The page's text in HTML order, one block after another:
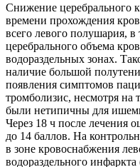
Снижение церебрального
времени прохождения
всего левого полушария,
церебрального объема
водораздельных зонах.
наличие большой
появления симптомов
тромболизис, несмотря
были нетипичны для
Через 18 ч после лечения
до 14 баллов. На
в зоне кровоснабжения
водораздельного